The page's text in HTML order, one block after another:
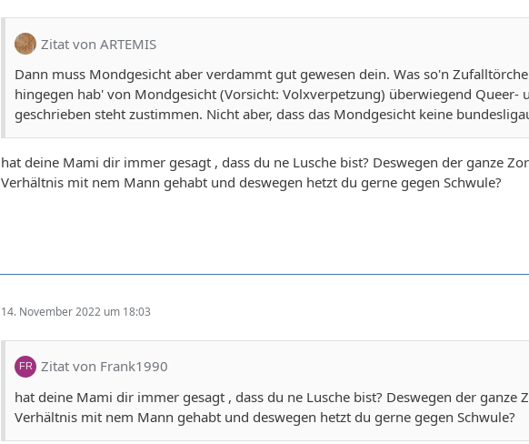
Zitat von ARTEMIS
Dann muss Mondgesicht aber verdammt gut gewesen dein. Was so'n
hingegen hab' von Mondgesicht (Vorsicht: Volxverpetzung) überwiegend Queer-
geschrieben steht zustimmen. Nicht aber, dass das Mondgesicht keine
hat deine Mami dir immer gesagt , dass du ne Lusche bist? Deswegen der ganze
Verhältnis mit nem Mann gehabt und deswegen hetzt du gerne gegen Schwule?
14. November 2022 um 18:03
Zitat von Frank1990
hat deine Mami dir immer gesagt , dass du ne Lusche bist? Deswegen der
Verhältnis mit nem Mann gehabt und deswegen hetzt du gerne gegen Schwule?